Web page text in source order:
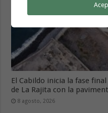
El Cabildo inicia la fase
de La Rajita con la
8 agosto, 2026